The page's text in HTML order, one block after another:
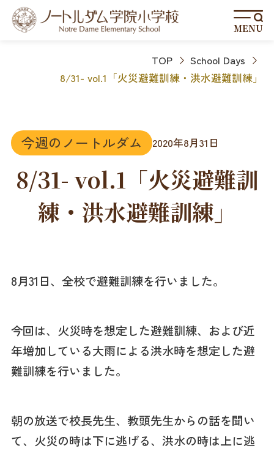
MENU
TOP
School Days
8/31- vol.1「火災避難訓練・洪水避難訓練」
今週のノートルダム 2020年8月31日
8/31- vol.1「火災避難訓
練・洪水避難訓練」
8月31日、全校で避難訓練を行いました。
今回は、火災時を想定した避難訓練、および近
年増加している大雨による洪水時を想定した避
難訓練を行いました。
朝の放送で校長先生、教頭先生からの話を聞い
て、火災の時は下に逃げる、洪水の時は上に逃